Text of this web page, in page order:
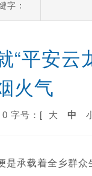
字：
平安云
火气
0 字号：[ 大 中
是承载着全乡群众